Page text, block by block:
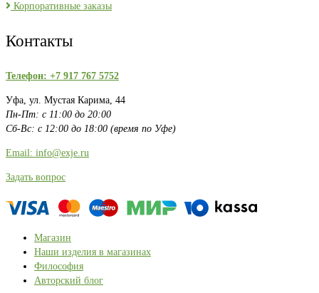
Корпоративные заказы
Контакты
Телефон: +7 917 767 5752
Уфа, ул. Мустая Карима, 44
Пн-Пт: с 11:00 до 20:00
Сб-Вс: с 12:00 до 18:00 (время по Уфе)
Email: info@exje.ru
Задать вопрос
Магазин
Наши изделия в магазинах
Философия
Авторский блог